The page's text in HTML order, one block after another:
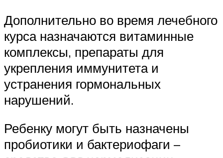
Дополнительно во время лечебного
курса назначаются витаминные
комплексы, препараты для
укрепления иммунитета и
устранения гормональных
нарушений.
Ребенку могут быть назначены
пробиотики и бактериофаги –